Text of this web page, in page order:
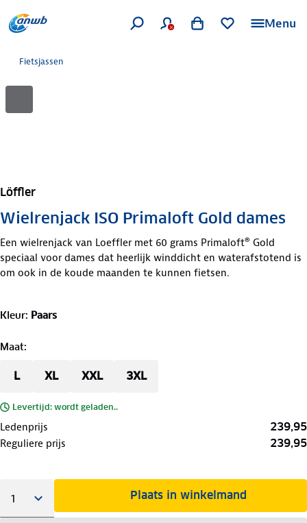
Menu
Fietsjassen
Löffler
Wielrenjack ISO Primaloft Gold dames
Een wielrenjack van Loeffler met 60 grams Primaloft® Gold
speciaal voor dames dat heerlijk winddicht en waterafstotend is
om ook in de koude maanden te kunnen fietsen.
Kleur: Paars
Maat:
L XL XXL 3XL
Levertijd: wordt geladen..
Ledenprijs 239,95
Reguliere prijs 239,95
Plaats in winkelmand